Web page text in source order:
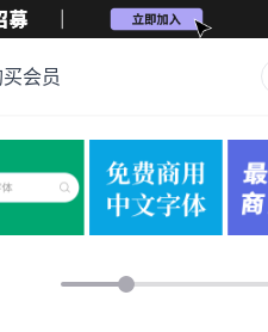
会员